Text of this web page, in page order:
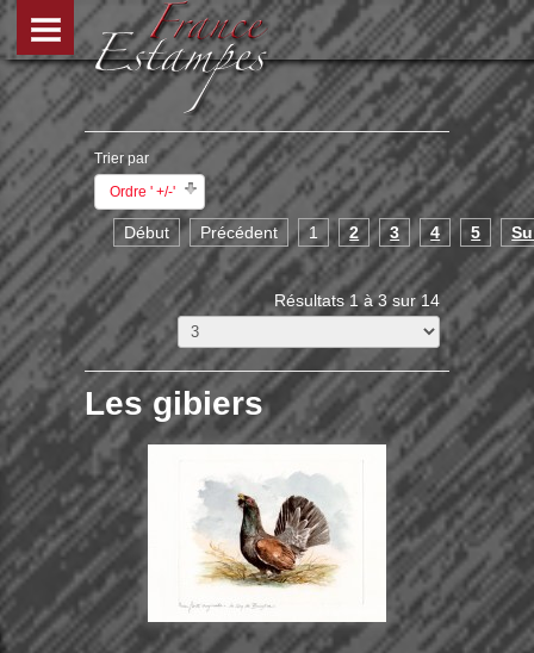
Trier par
Ordre ' +/-'
Début Précédent 1 2 3 4 5
Résultats 1 à 3 sur 14
Les gibiers